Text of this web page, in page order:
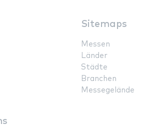
Sitemaps
Messen
Länder
Städte
Branchen
Messegelände